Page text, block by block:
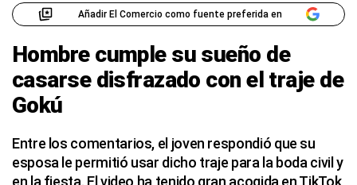
Añadir El Comercio como fuente preferida en
Hombre cumple su sueño de
casarse disfrazado con el traje de
Gokú
Entre los comentarios, el joven respondió que su
esposa le permitió usar dicho traje para la boda civil y
en la fiesta. El video ha tenido gran acogida en TikTok